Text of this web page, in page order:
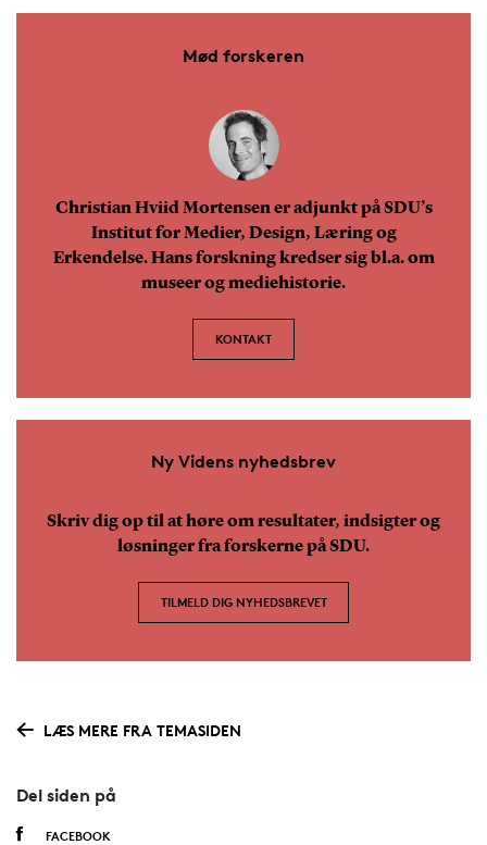
Mød forskeren
Christian Hviid Mortensen er adjunkt på SDU’s
Institut for Medier, Design, Læring og
Erkendelse. Hans forskning kredser sig bl.a. om
museer og mediehistorie.
KONTAKT
Ny Videns nyhedsbrev
Skriv dig op til at høre om resultater, indsigter og
løsninger fra forskerne på SDU.
TILMELD DIG NYHEDSBREVET
LÆS MERE FRA TEMASIDEN
Del siden på
FACEBOOK